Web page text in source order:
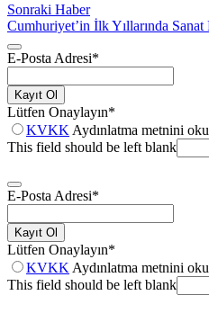
Sonraki Haber
Cumhuriyet’in İlk Yıllarında
E-Posta Adresi*
Kayıt Ol
Lütfen Onaylayın*
KVKK Aydınlatma metnini
This field should be left blank
E-Posta Adresi*
Kayıt Ol
Lütfen Onaylayın*
KVKK Aydınlatma metnini
This field should be left blank